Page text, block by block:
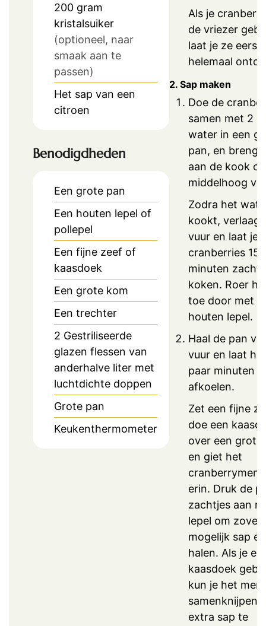
200 gram
kristalsuiker
(optioneel, naar
smaak aan te
passen)
Het sap van een
citroen
Benodigdheden
Een grote pan
Een houten lepel of
pollepel
Een fijne zeef of
kaasdoek
Een grote kom
Een trechter
2 Gestriliseerde
glazen flessen van
anderhalve liter met
luchtdichte doppen
Grote pan
Keukenthermometer
Als je
de vriezer
laat je ze eerst
helemaal
2. Sap maken
Doe de
samen met 2
water in een
pan, en breng
aan de kook
middelhoog
Zodra het
kookt, verlaag
vuur en laat je
cranberries 15
minuten
koken. Roer
toe door met
houten lepel.
Haal de pan
vuur en laat
paar minuten
afkoelen.
Zet een fijne
doe een
over een grote
en giet het
erin. Druk de
zachtjes aan
lepel om zoveel
mogelijk sap
halen. Als je
kaasdoek
kun je het
samenknijpen
extra sap te